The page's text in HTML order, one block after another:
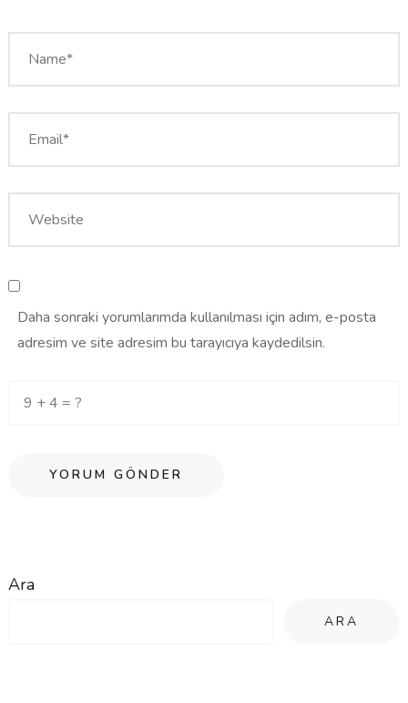
Daha sonraki yorumlarımda kullanılması için adım, e-posta
adresim ve site adresim bu tarayıcıya kaydedilsin.
Ara
ARA